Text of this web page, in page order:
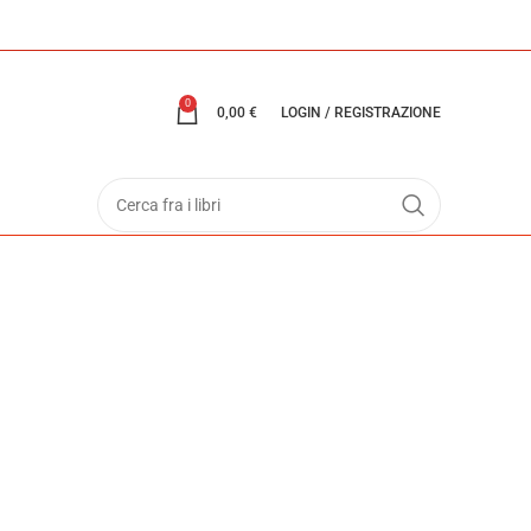
0
0,00 € LOGIN / REGISTRAZIONE